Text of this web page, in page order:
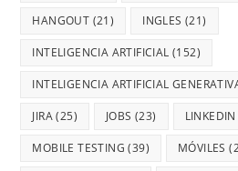
HANGOUT (21) INGLES (21)
INTELIGENCIA ARTIFICIAL (152)
INTELIGENCIA ARTIFICIAL
JIRA(25) JOBS (23) LINKEDIN
MOBILE TESTING (39) MÓVILES